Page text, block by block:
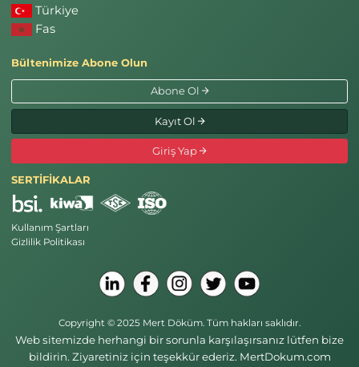
Türkiye
Fas
Bültenimize Abone Olun
Abone Ol
Kayıt Ol
Giriş Yap
SERTİFİKALAR
Kullanım Şartları
Gizlilik Politikası
Copyright © 2025 Mert Döküm. Tüm hakları saklıdır.
Web sitemizde herhangi bir sorunla karşılaşırsanız lütfen bize
bildirin. Ziyaretiniz için teşekkür ederiz. MertDokum.com